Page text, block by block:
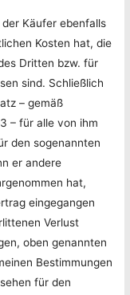
Käufer ebenfalls
Kosten hat, die
Dritten bzw. für
sind. Schließlich
– gemäß
– für alle von ihm
den sogenannten
er andere
hat,
eingegangen
Verlust
oben genannten
Bestimmungen
für den